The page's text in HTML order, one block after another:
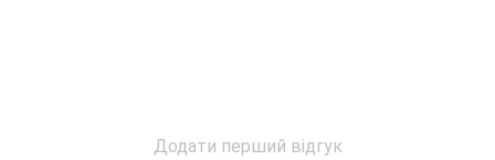
Додати перший відгук